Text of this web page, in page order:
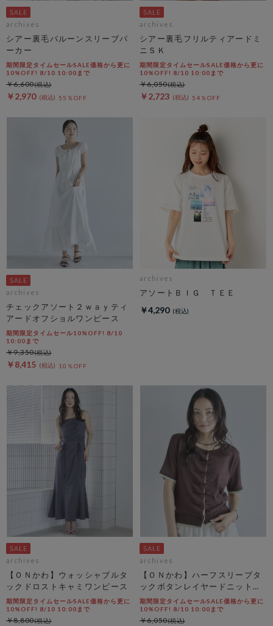
archives
シアー裏毛バルーンスリーブパ
ーカー
期間限定タイムセールSALE価格から更に
10%OFF! 8/10 10:00まで
￥2,970 55％OFF
￥6,600
archives
シアー裏毛フリルティアードミ
ニＳＫ
期間限定タイムセールSALE価格から更に
10%OFF! 8/10 10:00まで
￥2,723 54％OFF
￥6,050
archives
チェックアソート２ｗａｙティ
アードオフショルワンピース
期間限定タイムセール10%OFF! 8/10
10:00まで
￥8,415 10％OFF
￥9,350
archives
アソートＢＩＧ ＴＥＥ
￥4,290
archives
【ＯＮかわ】ウォッシャブルタ
ックドロストキャミワンピース
期間限定タイムセールSALE価格から更に
10%OFF! 8/10 10:00まで
￥8,800
archives
【ＯＮかわ】ハーフスリープタ
ックボタンレイヤードニットカ
ーディガン
期間限定タイムセールSALE価格から更に
10%OFF! 8/10 10:00まで
￥6,050